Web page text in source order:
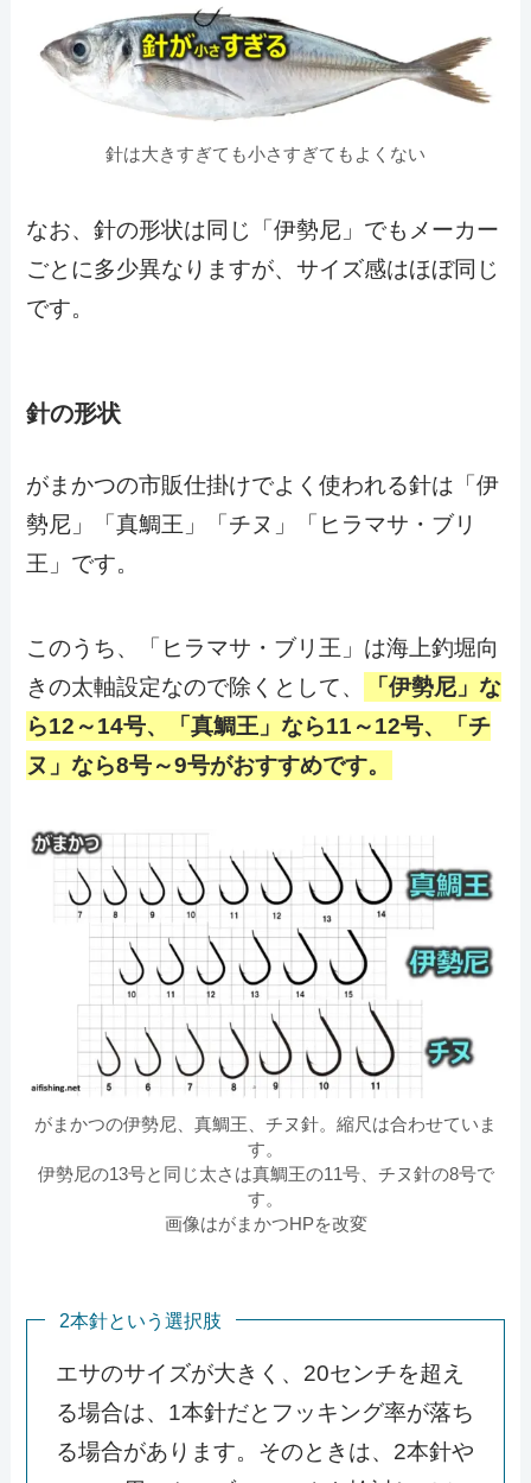
針は大きすぎても小さすぎてもよくない
なお、針の形状は同じ「伊勢尼」でもメーカー
ごとに多少異なりますが、サイズ感はほぼ同じ
です。
針の形状
がまかつの市販仕掛けでよく使われる針は「伊
勢尼」「真鯛王」「チヌ」「ヒラマサ・ブリ
王」です。
このうち、「ヒラマサ・ブリ王」は海上釣堀向
きの太軸設定なので除くとして、
「伊勢尼」な
ら12～14号、「真鯛王」なら11～12号、「チ
ヌ」なら8号～9号がおすすめです。
がまかつの伊勢尼、真鯛王、チヌ針。縮尺は合わせていま
す。
伊勢尼の13号と同じ太さは真鯛王の11号、チヌ針の8号で
す。
画像はがまかつHPを改変
2本針という選択肢
エサのサイズが大きく、20センチを超え
る場合は、1本針だとフッキング率が落ち
る場合があります。そのときは、2本針や